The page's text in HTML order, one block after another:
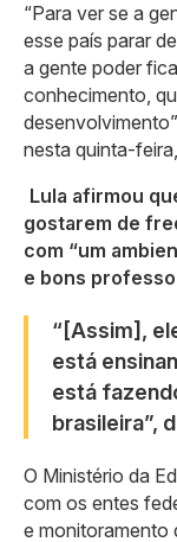
“Para ver se a
esse país parar
a gente poder
conhecimento,
nesta quinta-
Lula afirmou
gostarem de
com “um
e bons
“[Assim],
está
está
brasileira”,
O Ministério da
com os entes
e monitoramento